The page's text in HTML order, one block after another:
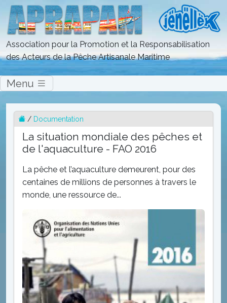
Association pour la Promotion et la Responsabilisation
des Acteurs de la Pêche Artisanale Maritime
Menu
/ Documentation
La situation mondiale des pêches et
de l'aquaculture - FAO 2016
La pêche et l’aquaculture demeurent, pour des
centaines de millions de personnes à travers le
monde, une ressource de...